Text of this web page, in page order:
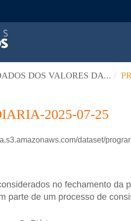
DOS VALORES DA...
2025-07-25
dataset/
no fechamento
parte de um processo de